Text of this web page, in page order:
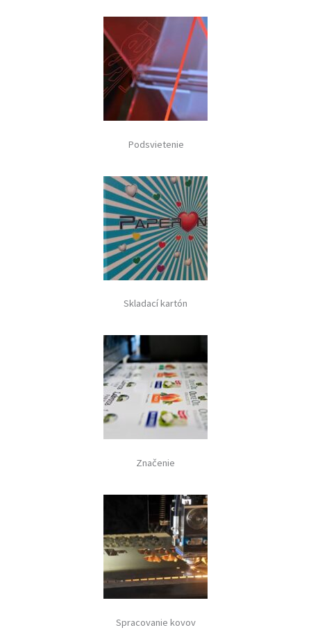
Podsvietenie
Skladací kartón
Značenie
Spracovanie kovov